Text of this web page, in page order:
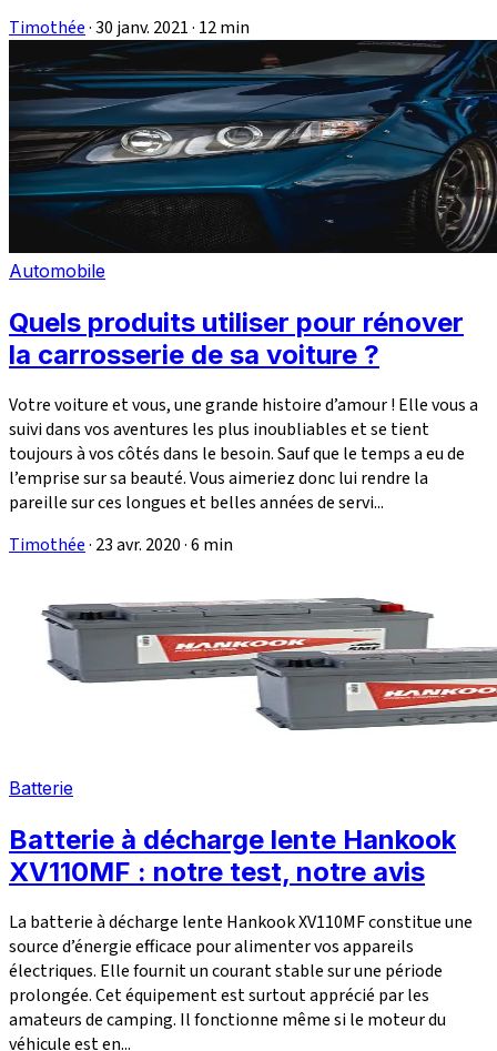
Timothée·30 janv. 2021· 12 min
Automobile
Quels produits utiliser pour rénover
la carrosserie de sa voiture ?
Votre voiture et vous, une grande histoire d’amour ! Elle vous a
suivi dans vos aventures les plus inoubliables et se tient
toujours à vos côtés dans le besoin. Sauf que le temps a eu de
l’emprise sur sa beauté. Vous aimeriez donc lui rendre la
pareille sur ces longues et belles années de servi...
Timothée· 23 avr. 2020·6 min
Batterie
Batterie à décharge lente Hankook
XV110MF : notre test, notre avis
La batterie à décharge lente Hankook XV110MF constitue une
source d’énergie efficace pour alimenter vos appareils
électriques. Elle fournit un courant stable sur une période
prolongée. Cet équipement est surtout apprécié par les
amateurs de camping. Il fonctionne même si le moteur du
véhicule est en...